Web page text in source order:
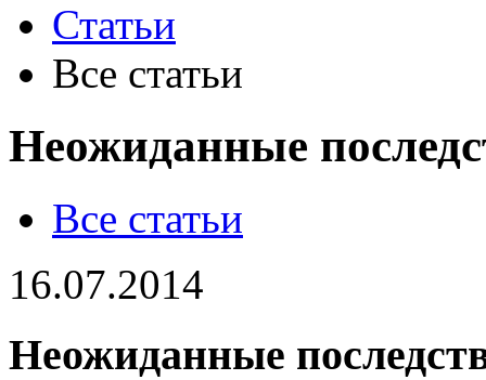
Статьи
Все статьи
Неожиданные
Все статьи
16.07.2014
Неожиданные